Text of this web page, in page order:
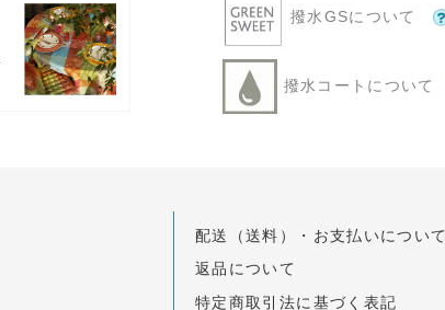
撥水GSについて
撥水コートについて
配送（送料）・お支払いについて
返品について
特定商取引法に基づく表記